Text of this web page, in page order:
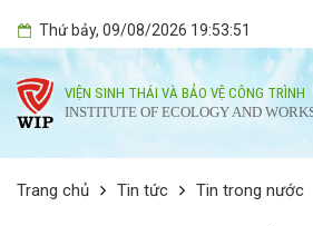
Thứ bảy, 09/08/2026 19:53:52
VIỆN SINH THÁI VÀ BẢO VỆ CÔNG TRÌNH
INSTITUTE OF ECOLOGY AND
Trang chủ Tin tức Tin trong nước